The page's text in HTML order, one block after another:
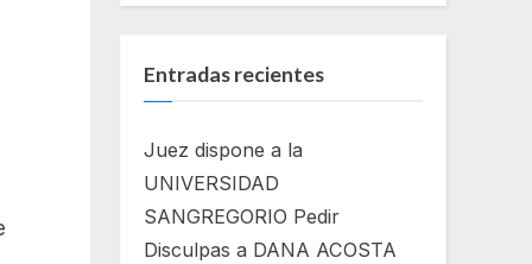
Entradas recientes
Juez dispone a la
UNIVERSIDAD
SANGREGORIO Pedir
Disculpas a DANA ACOSTA